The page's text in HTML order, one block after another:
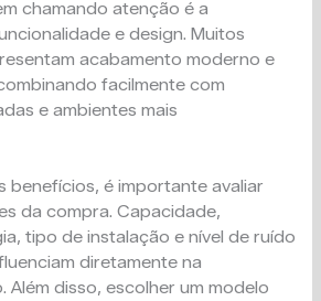
chamando atenção é a
e design. Muitos
acabamento moderno e
facilmente com
e ambientes mais
benefícios, é importante avaliar
da compra. Capacidade,
tipo de instalação e nível de ruído
diretamente na
Além disso, escolher um modelo